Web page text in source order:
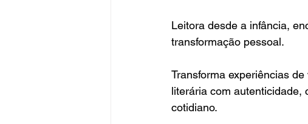
Leitora desde a infância,
transformação pessoal.
Transforma experiências
literária com autenticidade,
cotidiano.